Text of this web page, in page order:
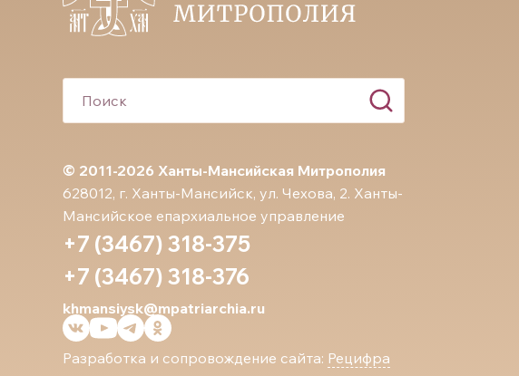
© 2011-2026 Ханты-Мансийская Митрополия
628012, г. Ханты-Мансийск, ул. Чехова, 2. Ханты-
Мансийское епархиальное управление
+7 (3467) 318-375
+7 (3467) 318-376
khmansiysk@mpatriarchia.ru
Разработка и сопровождение сайта: Рецифра